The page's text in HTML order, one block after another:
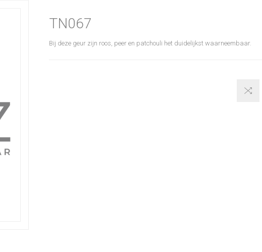
TN067
Bij deze geur zijn roos, peer en patchouli het duidelijkst waarneembaar.